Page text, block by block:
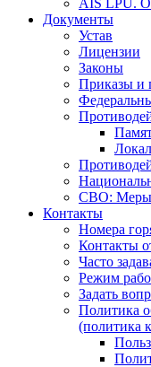
Документы
Устав
Лицензии
Законы
Приказы и
СВО: Меры
Контакты
Номера
Контакты
Часто
Режим
Задать
Политика
(политика